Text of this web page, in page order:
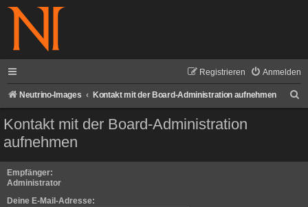
Anmelden
Registrieren
Neutrino-Images Kontakt mit der Board-Administration aufnehmen
Kontakt mit der Board-Administration
aufnehmen
Empfänger:
Administrator
Deine E-Mail-Adresse: